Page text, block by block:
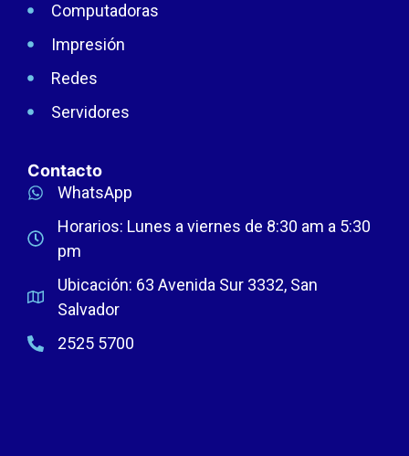
Computadoras
Impresión
Redes
Servidores
Contacto
WhatsApp
Horarios: Lunes a viernes de 8:30 am a 5:30
pm
Ubicación: 63 Avenida Sur 3332, San
Salvador
2525 5700